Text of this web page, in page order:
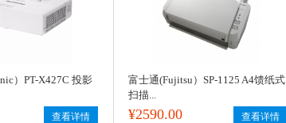
）PT-X427C 投影
查看详情
富士通(Fujitsu）SP-1125 A4馈纸式
扫描...
¥2590.00 查看详情